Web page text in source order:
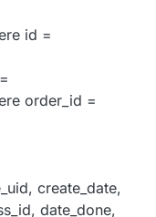
id =
order_id =
create_date,
date_done,